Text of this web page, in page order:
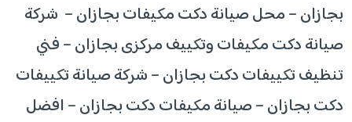
بجازان – محل صيانة دكت مكيفات بجازان – شركة
صيانة دكت مكيفات وتكييف مركزى بجازان – فني
تنظيف تكييفات دكت بجازان – شركة صيانة تكييفات
دكت بجازان – صيانة مكيفات دكت بجازان – افضل